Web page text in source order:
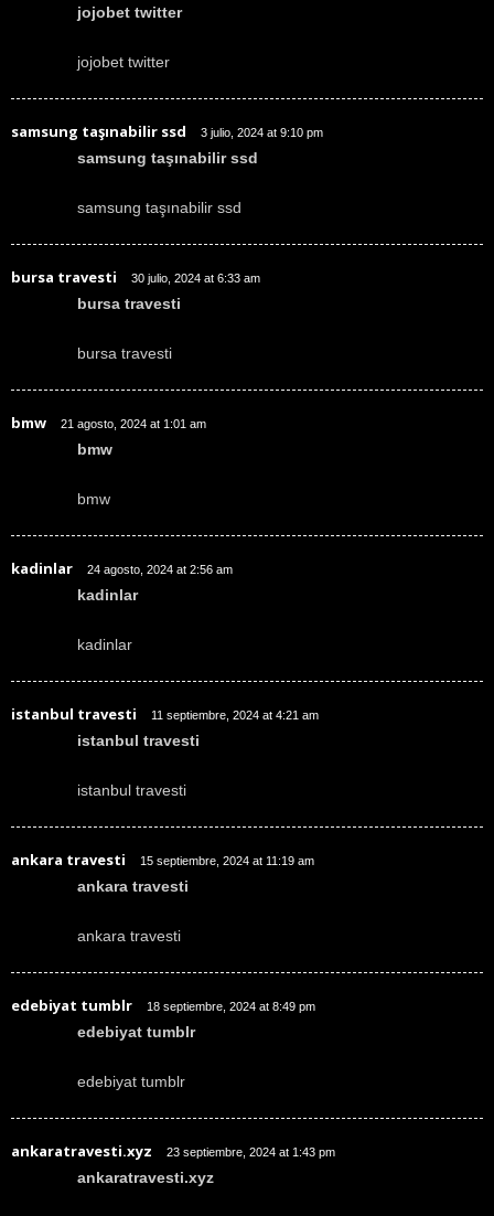
jojobet twitter
jojobet twitter
samsung taşınabilir ssd 3 julio, 2024 at 9:10 pm
samsung taşınabilir ssd
samsung taşınabilir ssd
bursa travesti 30 julio, 2024 at 6:33 am
bursa travesti
bursa travesti
bmw 21 agosto, 2024 at 1:01 am
bmw
bmw
kadinlar 24 agosto, 2024 at 2:56 am
kadinlar
kadinlar
istanbul travesti 11 septiembre, 2024 at 4:21 am
istanbul travesti
istanbul travesti
ankara travesti 15 septiembre, 2024 at 11:19 am
ankara travesti
ankara travesti
edebiyat tumblr 18 septiembre, 2024 at 8:49 pm
edebiyat tumblr
edebiyat tumblr
ankaratravesti.xyz 23 septiembre, 2024 at 1:43 pm
ankaratravesti.xyz